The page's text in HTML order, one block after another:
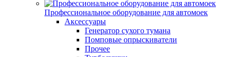
Профессиональное оборудование для автомоек
Аксессуары
Генератор сухого тумана
Помповые опрыскиватели
Прочее